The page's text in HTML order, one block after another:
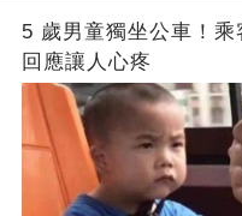
5 歲男童獨坐公車！
回應讓人心疼